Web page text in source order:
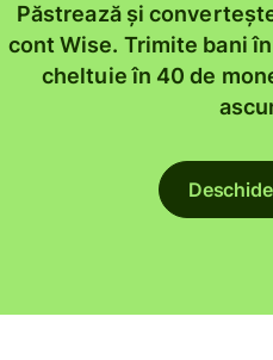
Păstrează și
cont Wise. Trimite bani
cheltuie în 40 de